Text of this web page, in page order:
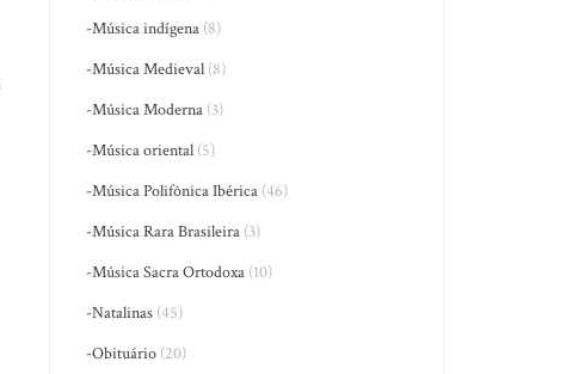
-Música indígena (8)
-Música Medieval (8)
-Música Moderna (3)
-Música oriental (5)
-Música Polifônica Ibérica (46)
-Música Rara Brasileira (3)
-Música Sacra Ortodoxa (10)
-Natalinas (45)
-Obituário (20)